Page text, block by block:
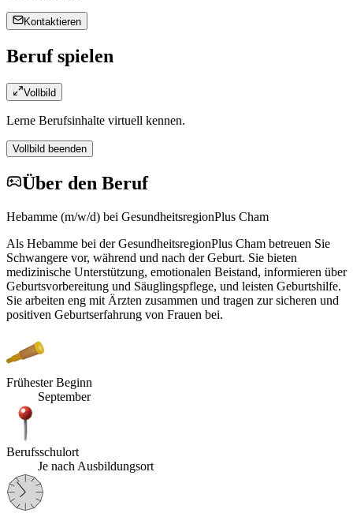
Kontaktieren
Beruf spielen
Vollbild
Lerne Berufsinhalte virtuell kennen.
Vollbild beenden
Über den Beruf
Hebamme (m/w/d) bei GesundheitsregionPlus Cham
Als Hebamme bei der GesundheitsregionPlus Cham betreuen Sie
Schwangere vor, während und nach der Geburt. Sie bieten
medizinische Unterstützung, emotionalen Beistand, informieren über
Geburtsvorbereitung und Säuglingspflege, und leisten Geburtshilfe.
Sie arbeiten eng mit Ärzten zusammen und tragen zur sicheren und
positiven Geburtserfahrung von Frauen bei.
Frühester Beginn
September
Berufsschulort
Je nach Ausbildungsort